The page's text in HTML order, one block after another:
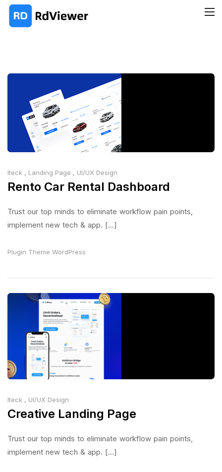
Iteck , Landing Page , UI/UX Design
Rento Car Rental Dashboard
Trust our top minds to eliminate workflow pain points,
implement new tech & app. [...]
Plugin Theme WordPress
Iteck , UI/UX Design
Creative Landing Page
Trust our top minds to eliminate workflow pain points,
implement new tech & app. [...]